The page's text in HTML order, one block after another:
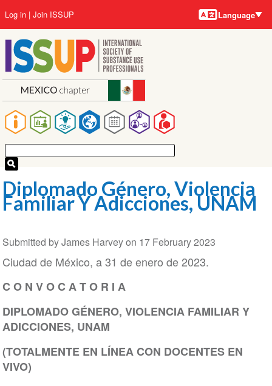
to
main
content
Main
navigation
User
account
menu
Log in Join ISSUP Language
Diplomado Género, Violencia
Familiar Y Adicciones, UNAM
Submitted byJames Harveyon 17 February 2023
Ciudad de México, a 31 de enero de 2023.
C O N V O C A T O R I A
DIPLOMADO GÉNERO, VIOLENCIA FAMILIAR Y
ADICCIONES, UNAM
(TOTALMENTE EN LÍNEA CON DOCENTES EN
VIVO)